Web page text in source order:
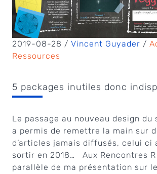
2019-08-28 / Vincent Guyader /
Ressources
5 packages inutiles donc
Le passage au nouveau design du
a permis de remettre la main sur
d’articles jamais diffusés, celui ci
sortir en 2018… Aux Rencontres R
parallèle de ma présentation sur